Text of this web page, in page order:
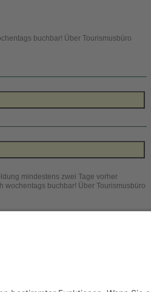
buchbar! Über Tourismusbüro
mindestens zwei Tage vorher
wochentags buchbar! Über Tourismusbüro